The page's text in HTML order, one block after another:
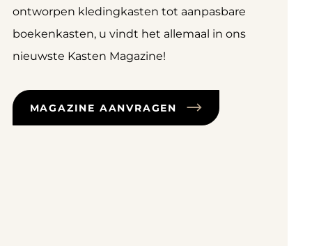
ontworpen kledingkasten tot aanpasbare
boekenkasten, u vindt het allemaal in ons
nieuwste Kasten Magazine!
MAGAZINE AANVRAGEN